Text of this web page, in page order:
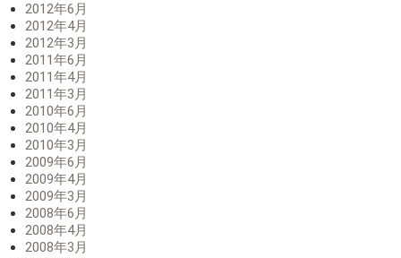
2012年6月
2012年4月
2012年3月
2011年6月
2011年4月
2011年3月
2010年6月
2010年4月
2010年3月
2009年6月
2009年4月
2009年3月
2008年6月
2008年4月
2008年3月